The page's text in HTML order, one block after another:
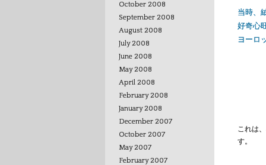
October 2008
September 2008
August 2008
July 2008
June 2008
May 2008
April 2008
February 2008
January 2008
December 2007
October 2007
May 2007
February 2007
当時、
好奇心
ヨーロ
これは
す。